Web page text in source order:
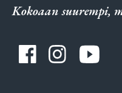
Kokoaan suurempi,